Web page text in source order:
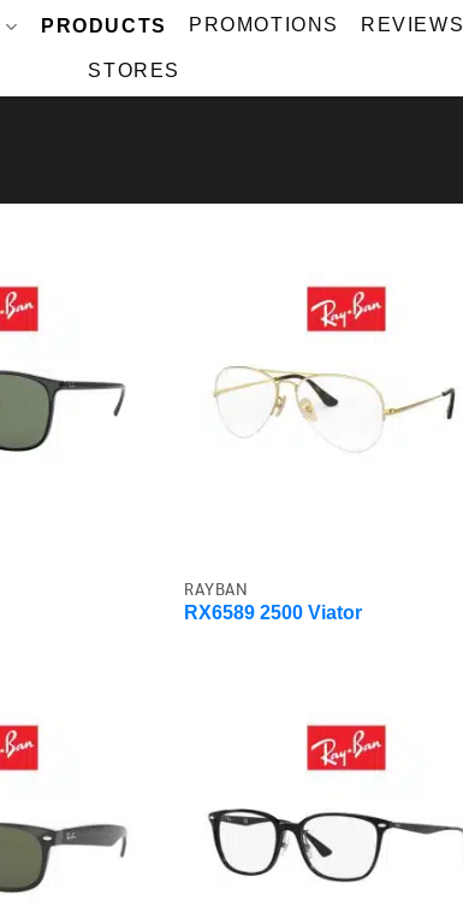
PRODUCTS PROMOTIONS REVIEWS
STORES
RAYBAN
RX6589 2500 Viator